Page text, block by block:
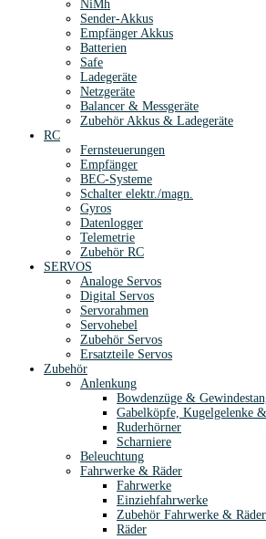
NiMh
Sender-Akkus
Empfänger Akkus
Batterien
Safe
Ladegeräte
Netzgeräte
Balancer & Messgeräte
Zubehör Akkus & Ladegeräte
RC
Fernsteuerungen
Empfänger
BEC-Systeme
Schalter elektr./magn.
Gyros
Datenlogger
Telemetrie
Zubehör RC
SERVOS
Analoge Servos
Digital Servos
Servorahmen
Servohebel
Zubehör Servos
Ersatzteile Servos
Zubehör
Anlenkung
Bowdenzüge &
Gabelköpfe, Kugelgelenke
Ruderhörner
Scharniere
Beleuchtung
Fahrwerke & Räder
Fahrwerke
Einziehfahrwerke
Zubehör Fahrwerke & Räder
Räder